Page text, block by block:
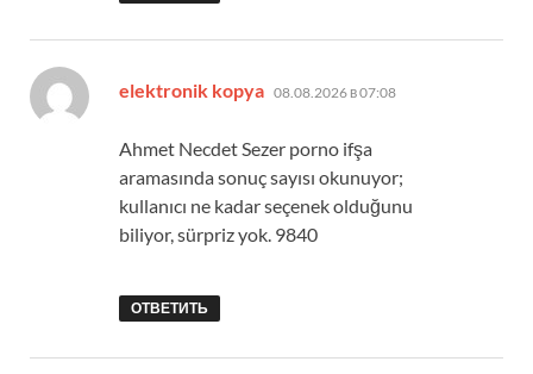
elektronik kopya 08.08.2026 в 07:08
Ahmet Necdet Sezer porno ifşa
aramasında sonuç sayısı okunuyor;
kullanıcı ne kadar seçenek olduğunu
biliyor, sürpriz yok. 9840
ОТВЕТИТЬ